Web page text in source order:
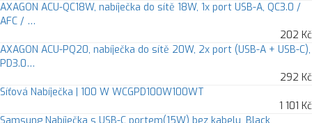
AXAGON ACU-QC18W, nabíječka do sítě 18W, 1x port USB-A, QC3.0 /
AFC / …
202 Kč
AXAGON ACU-PQ20, nabíječka do sítě 20W, 2x port (USB-A + USB-C),
PD3.0…
292 Kč
Síťová Nabíječka | 100 W WCGPD100W100WT
1 101 Kč